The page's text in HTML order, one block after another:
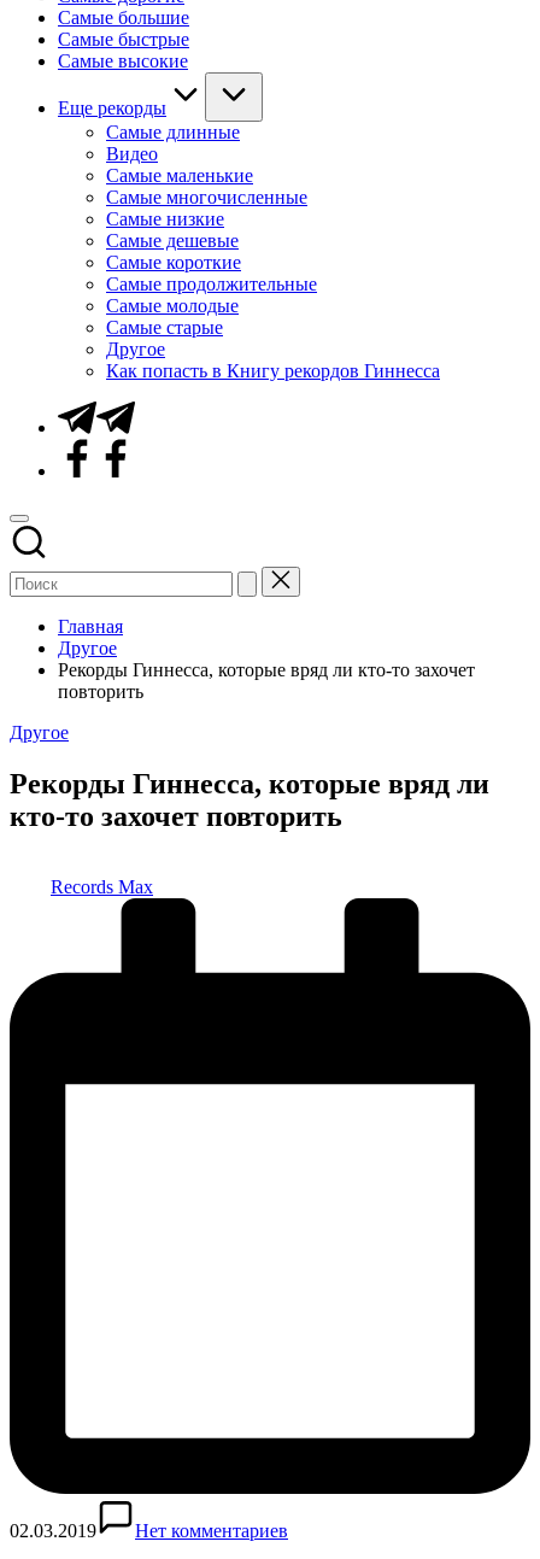
Самые большие
Самые быстрые
Самые высокие
Еще рекорды
Самые длинные
Видео
Самые маленькие
Самые многочисленные
Самые низкие
Самые дешевые
Самые короткие
Самые продолжительные
Самые молодые
Самые старые
Другое
Как попасть в Книгу рекордов Гиннесса
Telegram
Facebook
Главная
Другое
Рекорды Гиннесса, которые вряд ли кто-то захочет
повторить
Опубликовано
Другое
Рекорды Гиннесса, которые вряд ли
кто-то захочет повторить
Records Max
02.03.2019
Нет комментариев